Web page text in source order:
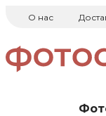
О нас